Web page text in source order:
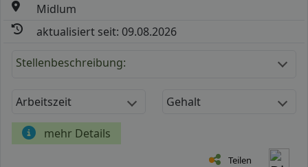
Midlum
aktualisiert seit: 09.08.2026
Stellenbeschreibung:
Arbeitszeit Gehalt
mehr Details
Teilen